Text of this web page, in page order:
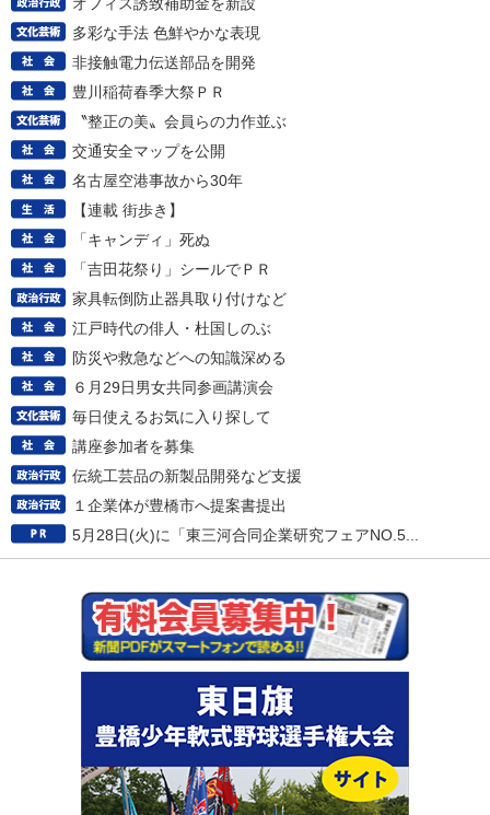
多彩な手法 色鮮やかな表現
非接触電力伝送部品を開発
豊川稲荷春季大祭ＰＲ
〝整正の美〟会員らの力作並ぶ
交通安全マップを公開
名古屋空港事故から30年
【連載 街歩き】
「キャンディ」死ぬ
「吉田花祭り」シールでＰＲ
家具転倒防止器具取り付けなど
江戸時代の俳人・杜国しのぶ
防災や救急などへの知識深める
６月29日男女共同参画講演会
毎日使えるお気に入り探して
講座参加者を募集
伝統工芸品の新製品開発など支援
１企業体が豊橋市へ提案書提出
5月28日(火)に「東三河合同企業研究フェアNO.5...